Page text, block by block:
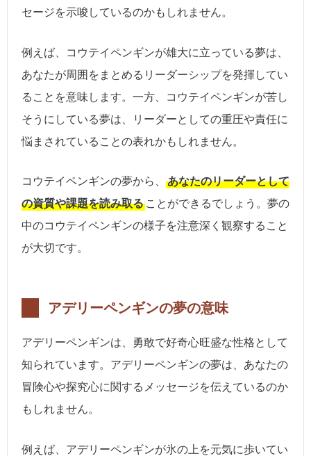
セージを示唆しているのかもしれません。
例えば、コウテイペンギンが雄大に立っている夢は、
あなたが周囲をまとめるリーダーシップを発揮してい
ることを意味します。一方、コウテイペンギンが苦し
そうにしている夢は、リーダーとしての重圧や責任に
悩まされていることの表れかもしれません。
コウテイペンギンの夢から、
あなたのリーダーとして
の資質や課題を読み取る ことができるでしょう。夢の
中のコウテイペンギンの様子を注意深く観察すること
が大切です。
アデリーペンギンの夢の意味
アデリーペンギンは、勇敢で好奇心旺盛な性格として
知られています。アデリーペンギンの夢は、あなたの
冒険心や探究心に関するメッセージを伝えているのか
もしれません。
例えば、アデリーペンギンが氷の上を元気に歩いてい